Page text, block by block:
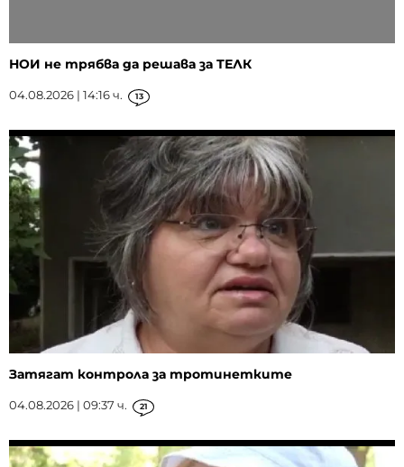
НОИ не трябва да решава за ТЕЛК
04.08.2026 | 14:16 ч. 13
Затягат контрола за тротинетките
04.08.2026 | 09:37 ч. 21